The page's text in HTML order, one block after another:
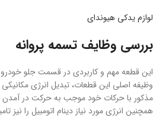
لوازم یدکی هیوندای
بررسی وظایف تسمه پروانه
این قطعه مهم و کاربردی در قسمت جلو خودرو
وظیفه اصلی این قطعات، تبدیل انرژی
مذکور با حرکات خود موجب به حرکت در
همچنین انرژی مورد نیاز دینام اتومبیل را نیز